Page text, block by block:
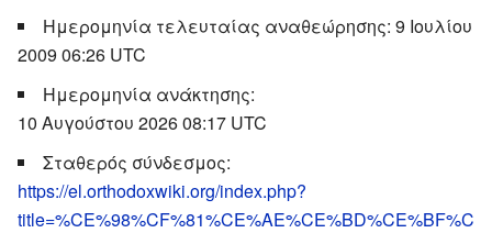
Ημερομηνία τελευταίας αναθεώρησης: 9 Ιουλίου
2009 06:26 UTC
Ημερομηνία ανάκτησης:
10 Αυγούστου 2026 08:17 UTC
Σταθερός σύνδεσμος:
https://el.orthodoxwiki.org/index.php?
title=%CE%98%CF%81%CE%AE%CE%BD%CE%BF%C